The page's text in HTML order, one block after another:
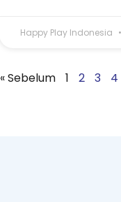
Happy Play Indonesia
« Sebelum 1 2 3 4